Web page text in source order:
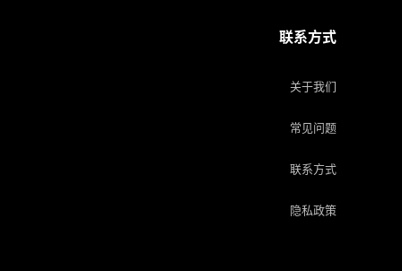
联系方式
关于我们
常见问题
联系方式
隐私政策